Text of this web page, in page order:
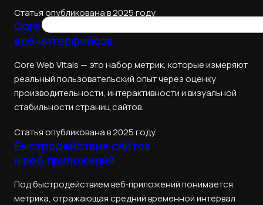
Статья опубликована в 2025 году
Core Web Vitals — показатели качества
веб‑интерфейсов
Core Web Vitals — это набор метрик, которые измеряют
реальный пользовательский опыт через оценку
производительности, интерактивности и визуальной
стабильности страниц сайтов.
Статья опубликована в 2025 году
Быстродействие сайтов
и веб‑приложений
Под быстродействием веб‑приложений понимается
метрика, отражающая средний временной интервал